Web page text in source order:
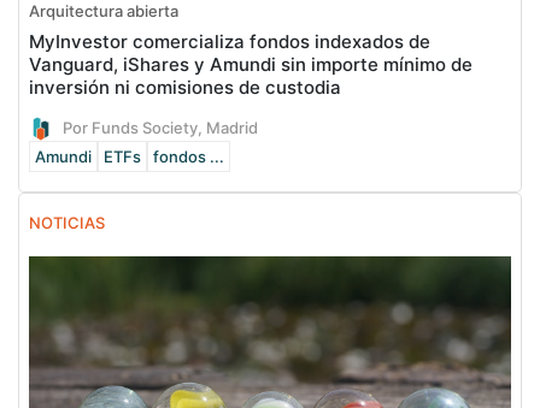
Arquitectura abierta
MyInvestor comercializa fondos indexados de
Vanguard, iShares y Amundi sin importe mínimo de
inversión ni comisiones de custodia
Por Funds Society, Madrid
Amundi
ETFs fondos ...
NOTICIAS